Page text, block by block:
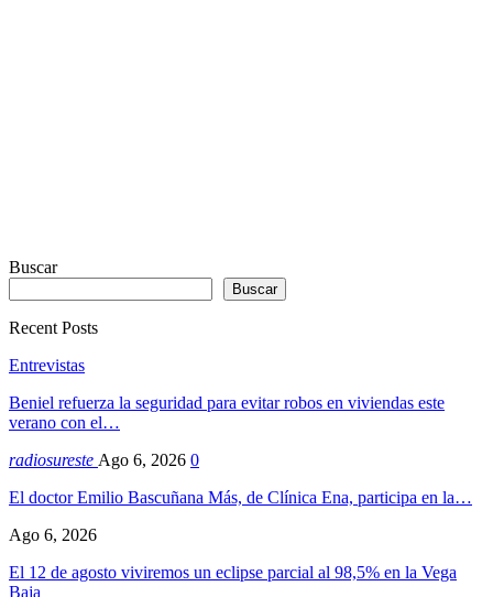
Buscar
Buscar
Recent Posts
Entrevistas
Beniel refuerza la seguridad para evitar robos en viviendas este
verano con el…
radiosureste Ago 6, 2026 0
El doctor Emilio Bascuñana Más, de Clínica Ena, participa en la…
Ago 6, 2026
El 12 de agosto viviremos un eclipse parcial al 98,5% en la Vega
Baja